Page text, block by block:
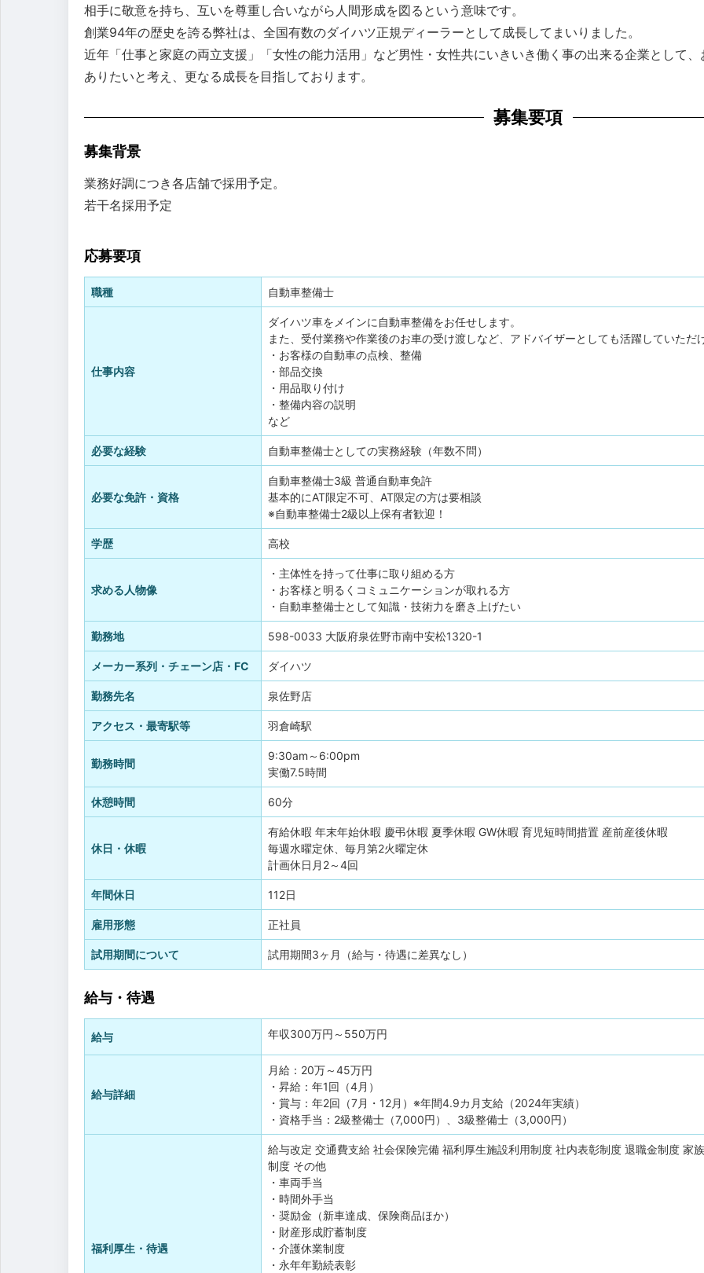
相手に敬意を持ち、互いを尊重し合いながら人間形成を図るという意味です。
創業94年の歴史を誇る弊社は、全国有数のダイハツ正規ディーラーとして成長してまいりました。
近年「仕事と家庭の両立支援」「女性の能力活用」など男性・女性共にいきいき働く事の出来る企業として
ありたいと考え、更なる成長を目指しております。
募集要項
募集背景
業務好調につき各店舗で採用予定。
若干名採用予定
応募要項
職種 自動車整備士
仕事内容
ダイハツ車をメインに自動車整備をお任せします。
また、受付業務や作業後のお車の受け渡しなど、アドバイザーとしても活躍していただ
・お客様の自動車の点検、整備
・部品交換
・用品取り付け
・整備内容の説明
など
必要な経験 自動車整備士としての実務経験（年数不問）
必要な免許・資格
自動車整備士3級 普通自動車免許
基本的にAT限定不可、AT限定の方は要相談
※自動車整備士2級以上保有者歓迎！
学歴 高校
求める人物像
・主体性を持って仕事に取り組める方
・お客様と明るくコミュニケーションが取れる方
・自動車整備士として知識・技術力を磨き上げたい
勤務地 598-0033 大阪府泉佐野市南中安松1320-1
メーカー系列・チェーン店・FC ダイハツ
勤務先名 泉佐野店
アクセス・最寄駅等 羽倉崎駅
勤務時間
9:30am～6:00pm
実働7.5時間
休憩時間 60分
休日・休暇
有給休暇 年末年始休暇 慶弔休暇 夏季休暇 GW休暇 育児短時間措置 産前産後休暇
毎週水曜定休、毎月第2火曜定休
計画休日月2～4回
年間休日 112日
雇用形態 正社員
試用期間について 試用期間3ヶ月（給与・待遇に差異なし）
給与・待遇
給与 年収300万円 ～ 550万円
給与詳細
月給：20万～45万円
・昇給：年1回（4月）
・賞与：年2回（7月・12月）※年間4.9カ月支給（2024年実績）
・資格手当：2級整備士（7,000円）、3級整備士（3,000円）
福利厚生・待遇
給与改定 交通費支給 社会保険完備 福利厚生施設利用制度 社内表彰制度 退職金制度 家
制度 その他
・車両手当
・時間外手当
・奨励金（新車達成、保険商品ほか）
・財産形成貯蓄制度
・介護休業制度
・永年年勤続表彰